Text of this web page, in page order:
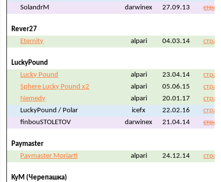
SolandrM
darwinex 27.09.13
Rever27
Eternity
alpari 04.03.14
LuckyPound
Lucky Pound
alpari 23.04.14
Sphere Lucky Pound x2
alpari 05.06.15
Nemedy
alpari 20.01.17
LuckyPound / Polar
icefx 22.02.16
finbouSTOLETOV
darwinex 21.04.14
Paymaster
Paymaster Moriarti
alpari 24.12.14
KyM (Черепашка)